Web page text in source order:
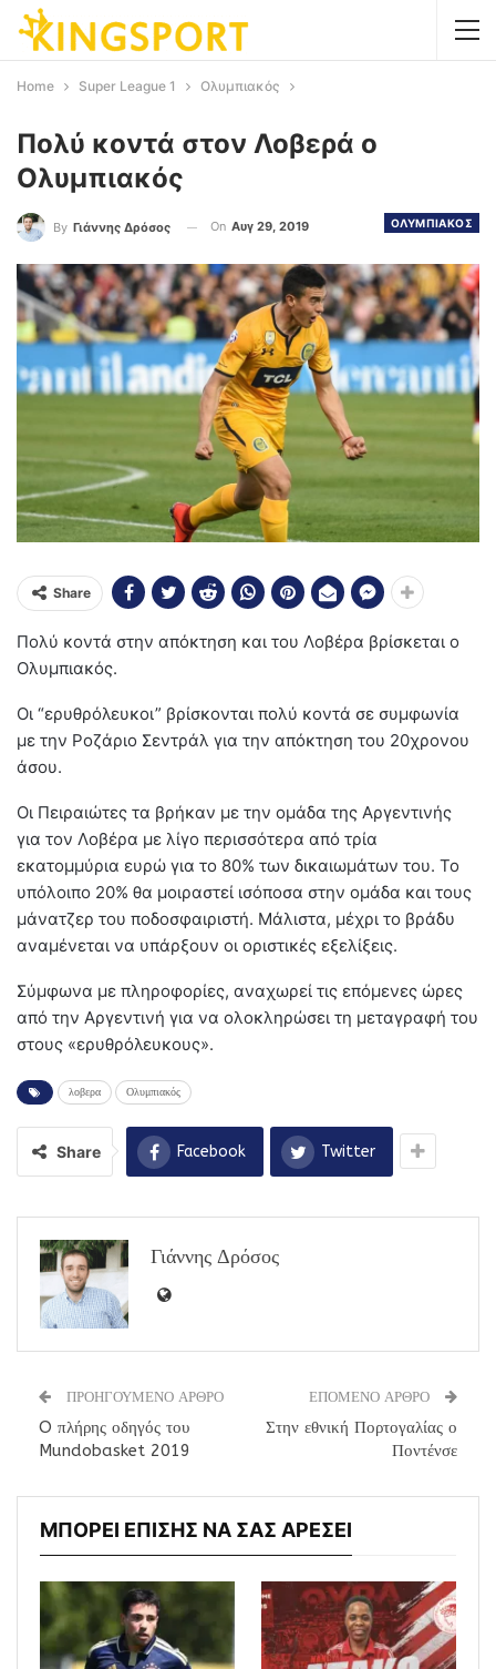
Home Super League 1 Ολυμπιακός
Πολύ κοντά στον Λοβερά ο
Ολυμπιακός
ΟΛΥΜΠΙΑΚΟΣ
By Γιάννης Δρόσος On Αυγ 29, 2019
Share
Πολύ κοντά στην απόκτηση και του Λοβέρα βρίσκεται ο
Ολυμπιακός.
Οι “ερυθρόλευκοι” βρίσκονται πολύ κοντά σε συμφωνία
με την Ροζάριο Σεντράλ για την απόκτηση του 20χρονου
άσου.
Οι Πειραιώτες τα βρήκαν με την ομάδα της Αργεντινής
για τον Λοβέρα με λίγο περισσότερα από τρία
εκατομμύρια ευρώ για το 80% των δικαιωμάτων του. Το
υπόλοιπο 20% θα μοιραστεί ισόποσα στην ομάδα και τους
μάνατζερ του ποδοσφαιριστή. Μάλιστα, μέχρι το βράδυ
αναμένεται να υπάρξουν οι οριστικές εξελίξεις.
Σύμφωνα με πληροφορίες, αναχωρεί τις επόμενες ώρες
από την Αργεντινή για να ολοκληρώσει τη μεταγραφή του
στους «ερυθρόλευκους».
λοβερα Ολυμπιακός
Share Facebook Twitter
Γιάννης Δρόσος
ΠΡΟΗΓΟΥΜΕΝΟ ΑΡΘΡΟ
O πλήρης οδηγός του
Mundobasket 2019
ΕΠΟΜΕΝΟ ΑΡΘΡΟ
Στην εθνική Πορτογαλίας ο
Ποντένσε
ΜΠΟΡΕΙ ΕΠΙΣΗΣ ΝΑ ΣΑΣ ΑΡΕΣΕΙ